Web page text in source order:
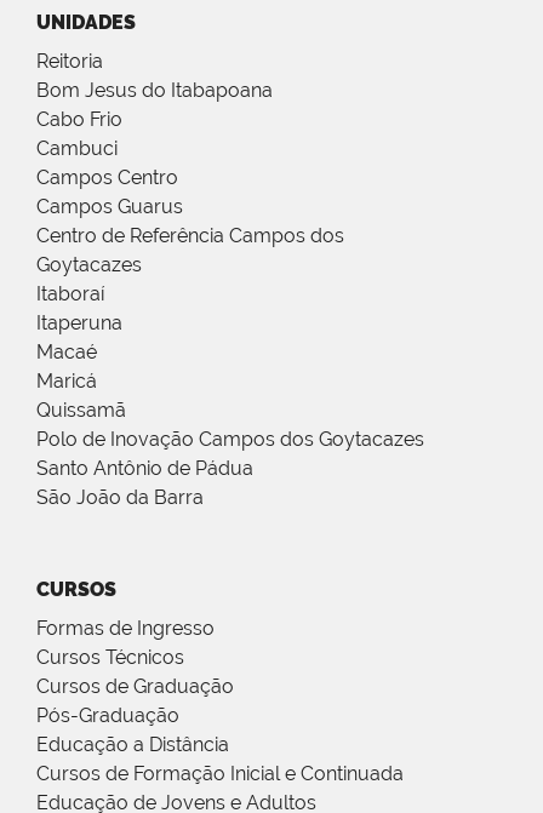
UNIDADES
Reitoria
Bom Jesus do Itabapoana
Cabo Frio
Cambuci
Campos Centro
Campos Guarus
Centro de Referência Campos dos
Goytacazes
Itaboraí
Itaperuna
Macaé
Maricá
Quissamã
Polo de Inovação Campos dos Goytacazes
Santo Antônio de Pádua
São João da Barra
CURSOS
Formas de Ingresso
Cursos Técnicos
Cursos de Graduação
Pós-Graduação
Educação a Distância
Cursos de Formação Inicial e Continuada
Educação de Jovens e Adultos